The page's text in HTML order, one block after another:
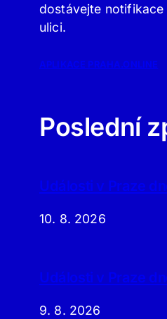
dostávejte notifikace
ulici.
APLIKACE PRAHA.ONLINE
Poslední
Události v Praze
10. 8. 2026
Události v Praze
9. 8. 2026